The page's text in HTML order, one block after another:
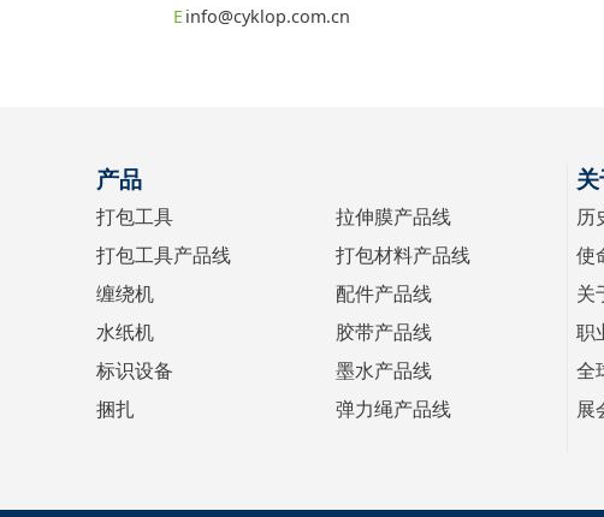
info@cyklop.com.cn
产品
打包工具
打包工具产品线
缠绕机
水纸机
标识设备
捆扎
拉伸膜产品线
打包材料产品线
配件产品线
胶带产品线
墨水产品线
弹力绳产品线
历
使
关
职
全
展